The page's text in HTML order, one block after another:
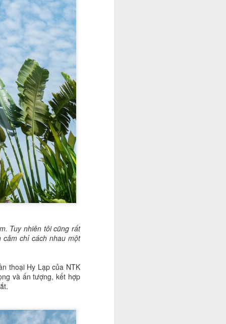
Tuy nhiên tôi cũng rất
chỉ cách nhau một
thoại Hy Lạp của NTK
và ấn tượng, kết hợp